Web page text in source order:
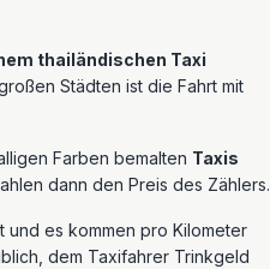
thailändischen Taxi
Städten ist die Fahrt mit
Farben bemalten Taxis
dann den Preis des Zählers.
und es kommen pro Kilometer
dem Taxifahrer Trinkgeld